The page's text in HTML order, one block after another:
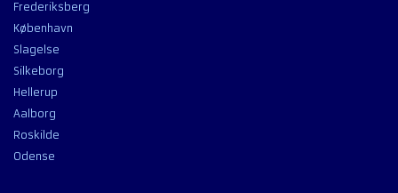
Frederiksberg
København
Slagelse
Silkeborg
Hellerup
Aalborg
Roskilde
Odense